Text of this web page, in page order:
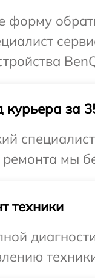
форму
курьера за
мы
техники